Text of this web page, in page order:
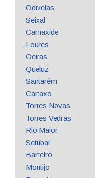
Odivelas
Seixal
Carnaxide
Loures
Oeiras
Queluz
Santarém
Cartaxo
Torres Novas
Torres Vedras
Rio Maior
Setúbal
Barreiro
Montijo